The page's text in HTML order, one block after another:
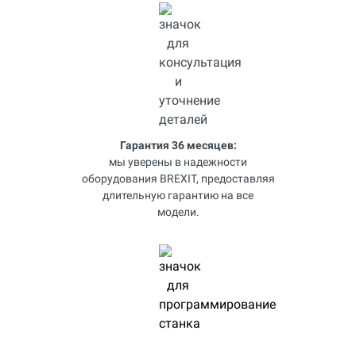
Гарантия 36 месяцев:
мы уверены в надежности
оборудования BREXIT, предоставляя
длительную гарантию на все
модели.